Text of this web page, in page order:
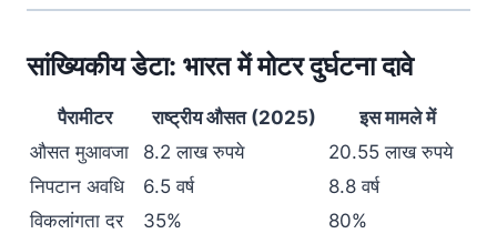
सांख्यिकीय डेटा: भारत में मोटर दुर्घटना दावे
पैरामीटर राष्ट्रीय औसत (2025)
इस मामले में
औसत मुआवजा
8.2 लाख रुपये
20.55 लाख रुपये
निपटान अवधि
6.5 वर्ष
8.8 वर्ष
विकलांगता दर
35% 80%